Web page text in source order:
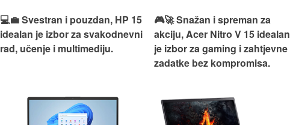
💻💼 Svestran i pouzdan, HP 15
idealan je izbor za svakodnevni
rad, učenje i multimediju.
🎮🚀 Snažan i spreman za
akciju, Acer Nitro V 15 idealan
je izbor za gaming i zahtjevne
zadatke bez kompromisa.